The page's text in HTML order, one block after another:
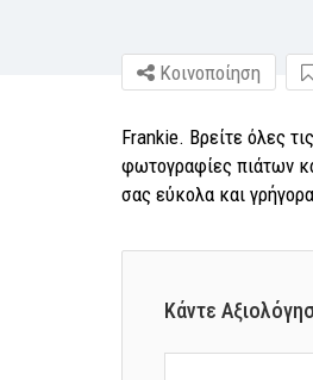
Κοινοποίηση
Frankie. Βρείτε όλες
φωτογραφίες πιάτων
σας εύκολα και
Κάντε